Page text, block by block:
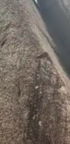
いですが、そん
趣味が登山だった
登山日和！
後、岩に上って